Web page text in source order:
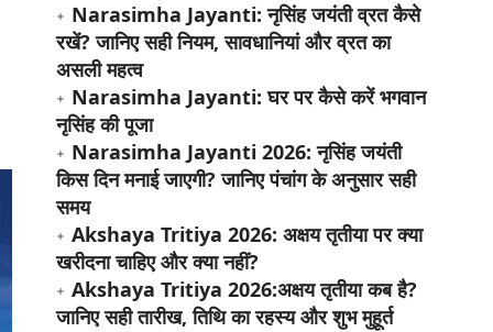
Narasimha Jayanti: नृसिंह जयंती व्रत कैसे
रखें? जानिए सही नियम, सावधानियां और व्रत का
असली महत्व
Narasimha Jayanti: घर पर कैसे करें भगवान
नृसिंह की पूजा
Narasimha Jayanti 2026: नृसिंह जयंती
किस दिन मनाई जाएगी? जानिए पंचांग के अनुसार सही
समय
Akshaya Tritiya 2026: अक्षय तृतीया पर क्या
खरीदना चाहिए और क्या नहीं?
Akshaya Tritiya 2026:अक्षय तृतीया कब है?
जानिए सही तारीख, तिथि का रहस्य और शुभ मुहूर्त